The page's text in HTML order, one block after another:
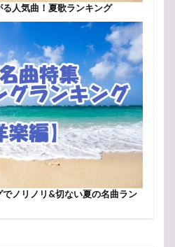
人気曲！夏歌ランキング
でノリノリ&切ない夏の名曲ラン